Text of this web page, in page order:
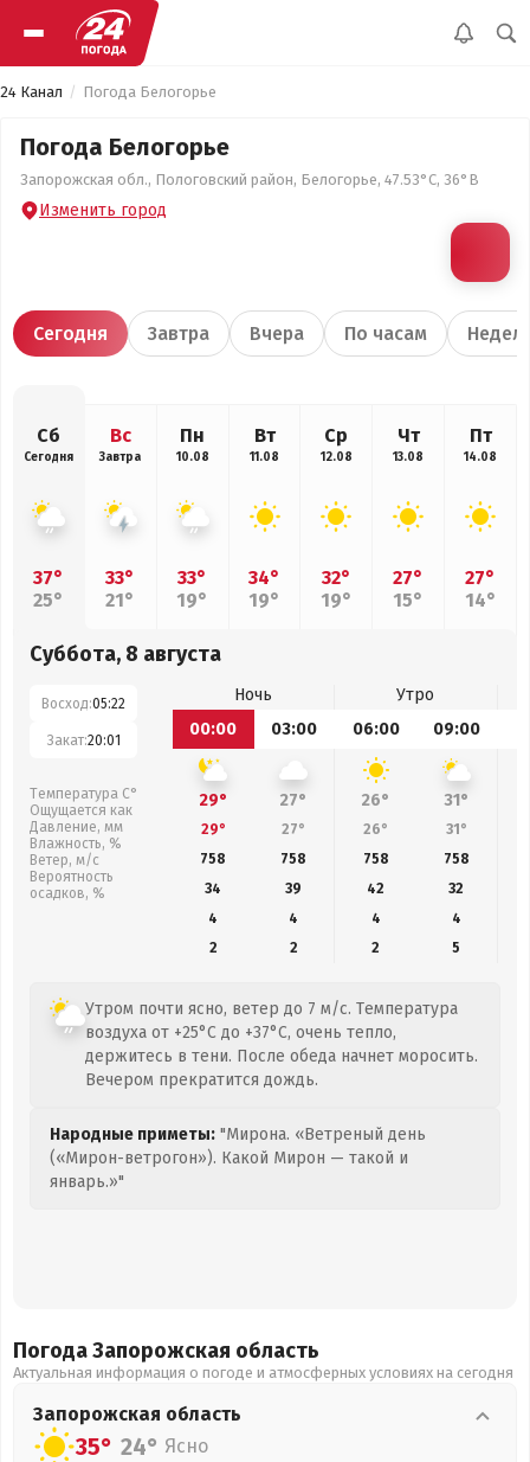
24 Канал Погода Белогорье
Погода Белогорье
Запорожская обл., Пологовский район, Белогорье, 47.53°С, 36°В
Изменить город
Сегодня Завтра Вчера По часам
Сб
Сегодня
37°
25°
Вс
Завтра
33°
21°
Пн
10.08
33°
19°
Вт
11.08
34°
19°
Ср
12.08
32°
19°
Чт
13.08
27°
15°
Пт
14.08
27°
14°
Суббота, 8 августа
Восход:05:22
Закат:20:01
Температура С°
Ощущается как
Давление, мм
Влажность, %
Ветер, м/с
Вероятность
осадков, %
Ночь
Утро
00:00
03:00 06:00 09:00
29° 27° 26° 31°
29° 27° 26° 31°
758
758 758 758
34
39 42 32
4
4 4
4
2
2 2 5
Утром почти ясно, ветер до 7 м/с. Температура
воздуха от +25°C до +37°C, очень тепло,
держитесь в тени. После обеда начнет моросить.
Вечером прекратится дождь.
Народные приметы: "Мирона. «Ветреный день
(«Мирон-ветрогон»). Какой Мирон — такой и
январь.»"
Погода Запорожская область
Актуальная информация о погоде и атмосферных условиях на сегодня
Запорожская область
35° 24° Ясно